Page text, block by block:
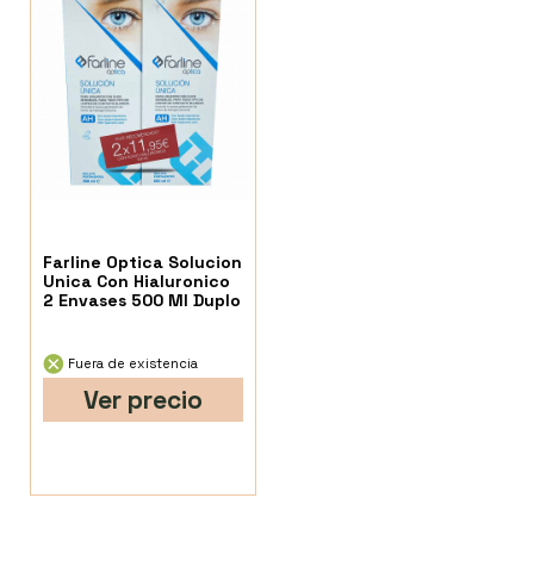
Farline Optica Solucion
Unica Con Hialuronico
2 Envases 500 Ml Duplo
Fuera de existencia
Ver precio